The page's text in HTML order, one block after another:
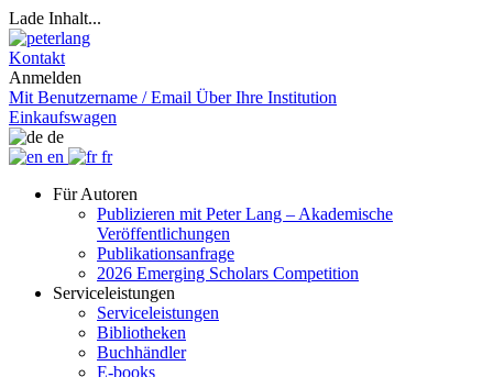
Lade Inhalt...
Kontakt
Anmelden
Mit Benutzername / Email Über Ihre Institution
Einkaufswagen
de
en
fr
Für Autoren
Publizieren mit Peter Lang – Akademische
Veröffentlichungen
Publikationsanfrage
2026 Emerging Scholars Competition
Serviceleistungen
Serviceleistungen
Bibliotheken
Buchhändler
E-books